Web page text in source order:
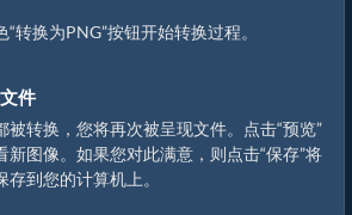
“转换为PNG”按钮开始转换过程。
件
被转换，您将再次被呈现文件。点击“预览”
新图像。如果您对此满意，则点击“保存”将
到您的计算机上。